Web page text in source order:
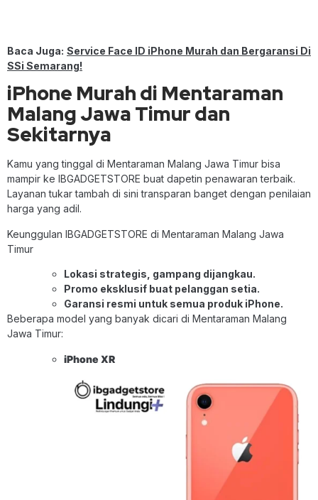
Baca Juga: Service Face ID iPhone Murah dan Bergaransi Di
SSi Semarang!
iPhone Murah di Mentaraman
Malang Jawa Timur dan
Sekitarnya
Kamu yang tinggal di Mentaraman Malang Jawa Timur bisa
mampir ke IBGADGETSTORE buat dapetin penawaran terbaik.
Layanan tukar tambah di sini transparan banget dengan penilaian
harga yang adil.
Keunggulan IBGADGETSTORE di Mentaraman Malang Jawa
Timur
Lokasi strategis, gampang dijangkau.
Promo eksklusif buat pelanggan setia.
Garansi resmi untuk semua produk iPhone.
Beberapa model yang banyak dicari di Mentaraman Malang
Jawa Timur:
iPhone XR